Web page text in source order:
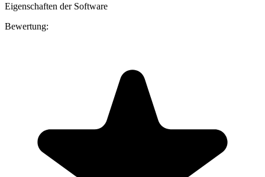
Eigenschaften der Software
Bewertung: